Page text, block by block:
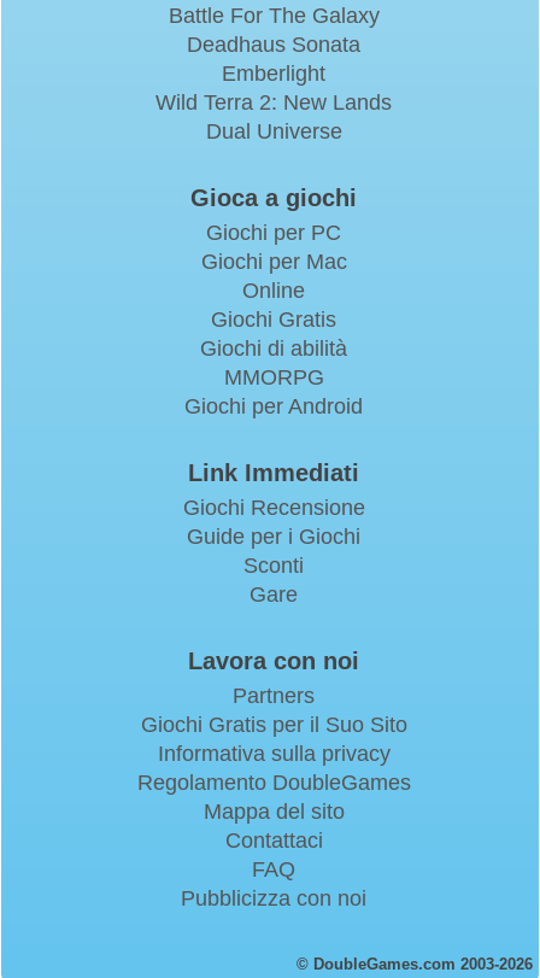
Battle For The Galaxy
Deadhaus Sonata
Emberlight
Wild Terra 2: New Lands
Dual Universe
Gioca a giochi
Giochi per PC
Giochi per Mac
Online
Giochi Gratis
Giochi di abilità
MMORPG
Giochi per Android
Link Immediati
Giochi Recensione
Guide per i Giochi
Sconti
Gare
Lavora con noi
Partners
Giochi Gratis per il Suo Sito
Informativa sulla privacy
Regolamento DoubleGames
Mappa del sito
Contattaci
FAQ
Pubblicizza con noi
© DoubleGames.com 2003-2026